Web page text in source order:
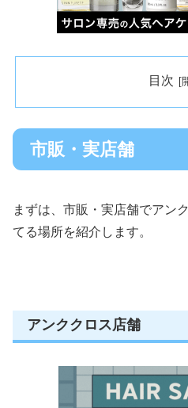
目次
市販・実店舗
まずは、市販・実店舗でアン
てる場所を紹介します。
アンククロス店舗